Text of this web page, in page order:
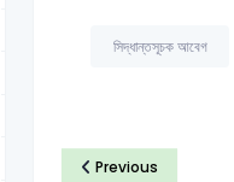
সিদ্ধান্তসূচক আবেগ
Previous